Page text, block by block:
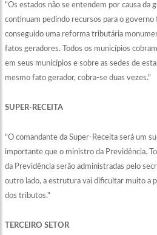
"Os estados não se entendem por causa da
continuam pedindo recursos para o
conseguido uma reforma tributária
fatos geradores. Todos os municípios
em seus municípios e sobre as sedes de
mesmo fato gerador, cobra-se duas vezes."
SUPER-RECEITA
"O comandante da Super-Receita será um
importante que o ministro da Previdência.
da Previdência serão administradas pelo
outro lado, a estrutura vai dificultar muito a
dos tributos."
TERCEIRO SETOR